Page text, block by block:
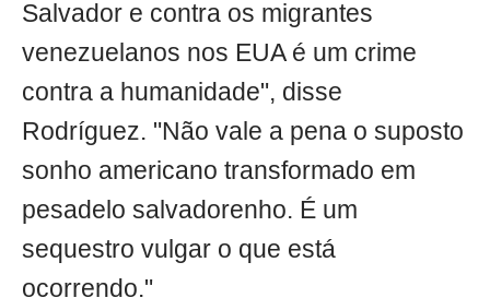
Salvador e contra os migrantes
venezuelanos nos EUA é um crime
contra a humanidade", disse
Rodríguez. "Não vale a pena o suposto
sonho americano transformado em
pesadelo salvadorenho. É um
sequestro vulgar o que está
ocorrendo."